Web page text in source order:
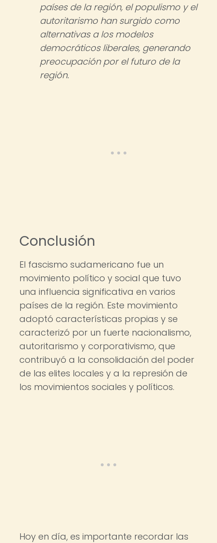
países de la región, el populismo y el
autoritarismo han surgido como
alternativas a los modelos
democráticos liberales, generando
preocupación por el futuro de la
región.
Conclusión
El fascismo sudamericano fue un
movimiento político y social que tuvo
una influencia significativa en varios
países de la región. Este movimiento
adoptó características propias y se
caracterizó por un fuerte nacionalismo,
autoritarismo y corporativismo, que
contribuyó a la consolidación del poder
de las elites locales y a la represión de
los movimientos sociales y políticos.
Hoy en día, es importante recordar las